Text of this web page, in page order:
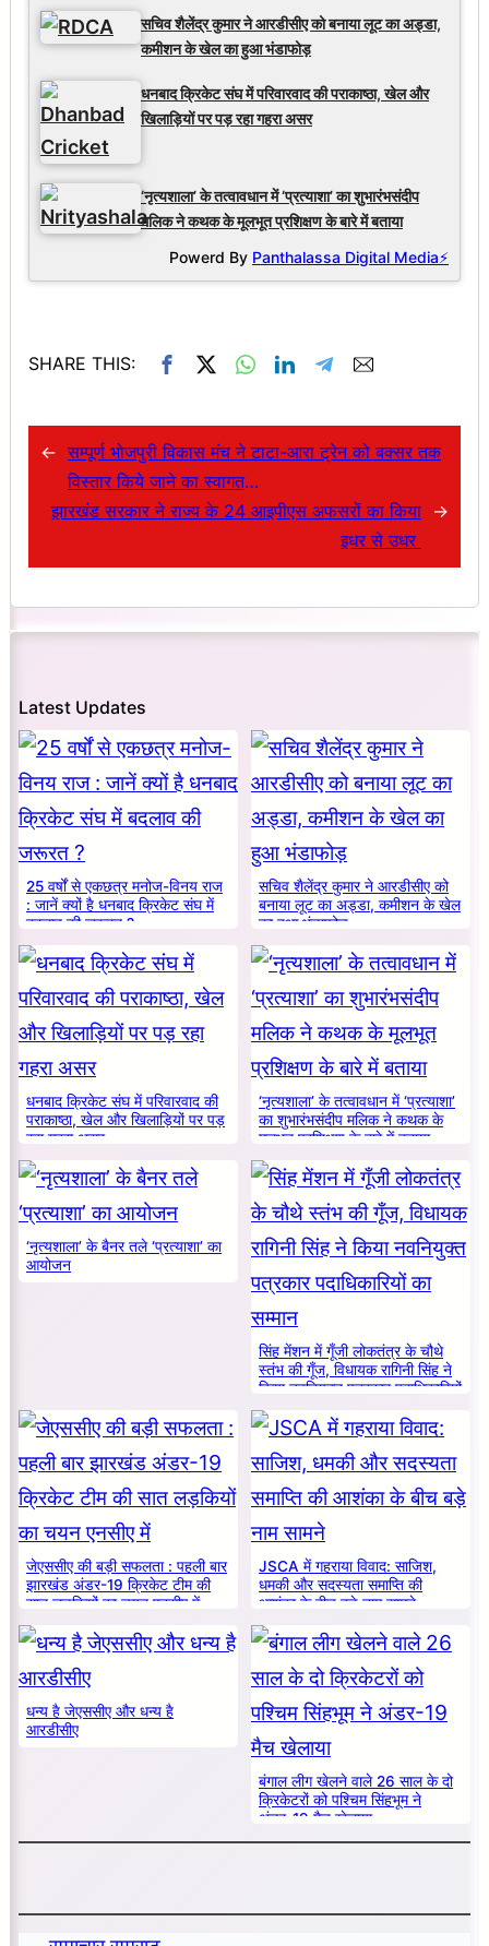
सचिव शैलेंद्र कुमार ने आरडीसीए को बनाया लूट का अड्डा,
कमीशन के खेल का हुआ भंडाफोड़
धनबाद क्रिकेट संघ में परिवारवाद की पराकाष्ठा, खेल और
खिलाड़ियों पर पड़ रहा गहरा असर
‘नृत्यशाला’ के तत्वावधान में ‘प्रत्याशा’ का शुभारंभसंदीप
मलिक ने कथक के मूलभूत प्रशिक्षण के बारे में बताया
Powerd By Panthalassa Digital Media⚡
SHARE THIS:
← सम्पूर्ण भोजपुरी विकास मंच ने टाटा-आरा ट्रेन को बक्सर तक
विस्तार किये जाने का स्वागत
किया
झारखंड सरकार ने राज्य के 24 आइपीएस अफसरों का किया
इधर से उधर
→
Latest Updates
25 वर्षों से एकछत्र मनोज-विनय राज
: जानें क्यों है धनबाद क्रिकेट संघ में
बदलाव की जरूरत ?
सचिव शैलेंद्र कुमार ने आरडीसीए को
बनाया लूट का अड्डा, कमीशन के खेल
का हुआ भंडाफोड़
धनबाद क्रिकेट संघ में परिवारवाद की
पराकाष्ठा, खेल और खिलाड़ियों पर पड़
रहा गहरा असर
‘नृत्यशाला’ के तत्वावधान में ‘प्रत्याशा’
का शुभारंभसंदीप मलिक ने कथक के
मूलभूत प्रशिक्षण के बारे में बताया
‘नृत्यशाला’ के बैनर तले ‘प्रत्याशा’ का
आयोजन
सिंह मेंशन में गूँजी लोकतंत्र के चौथे
स्तंभ की गूँज, विधायक रागिनी सिंह ने
किया नवनियुक्त पत्रकार पदाधिकारियों
का सम्मान
जेएससीए की बड़ी सफलता : पहली बार
झारखंड अंडर-19 क्रिकेट टीम की
सात लड़कियों का चयन एनसीए में
JSCA में गहराया विवाद: साजिश,
धमकी और सदस्यता समाप्ति की
आशंका के बीच बड़े नाम सामने
धन्य है जेएससीए और धन्य है
आरडीसीए
बंगाल लीग खेलने वाले 26 साल के दो
क्रिकेटरों को पश्चिम सिंहभूम ने
अंडर-19 मैच खेलाया